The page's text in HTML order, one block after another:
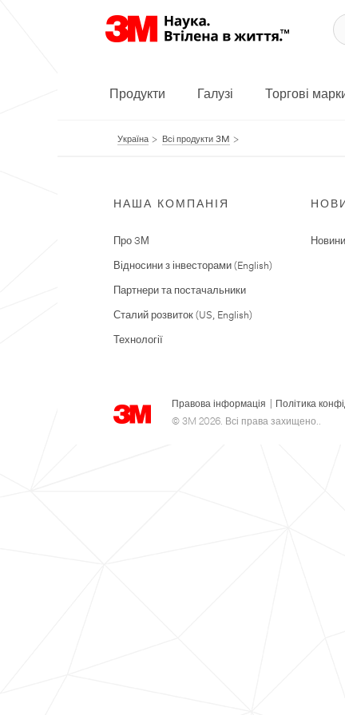
Продукти Галузі Торгові
Україна Всі продукти 3M
НАША КОМПАНІЯ
Про 3М
Відносини з інвесторами (English)
Партнери та постачальники
Сталий розвиток (US, English)
Технології
Правова інформація Політика
© 3M 2026. Всі права захищено..